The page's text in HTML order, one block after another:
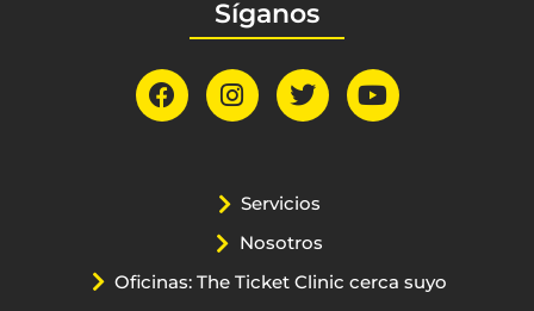
Síganos
Servicios
Nosotros
Oficinas: The Ticket Clinic cerca suyo